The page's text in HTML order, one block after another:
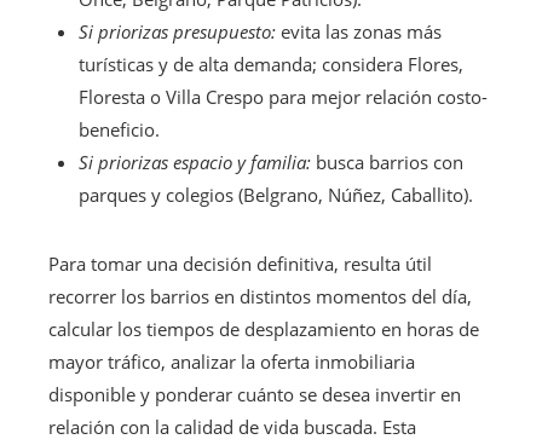
Si priorizas presupuesto: evita las zonas más
turísticas y de alta demanda; considera Flores,
Floresta o Villa Crespo para mejor relación costo-
beneficio.
Si priorizas espacio y familia: busca barrios con
parques y colegios (Belgrano, Núñez, Caballito).
Para tomar una decisión definitiva, resulta útil
recorrer los barrios en distintos momentos del día,
calcular los tiempos de desplazamiento en horas de
mayor tráfico, analizar la oferta inmobiliaria
disponible y ponderar cuánto se desea invertir en
relación con la calidad de vida buscada. Esta